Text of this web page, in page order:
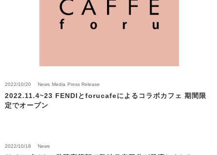
2022/10/20 News Media Press Release
2022.11.4~23 FENDIとforucafeによるコラボカフェ 期間限
定でオープン